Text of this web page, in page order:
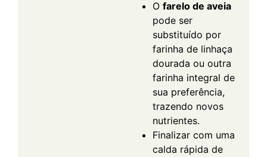
O farelo de aveia
pode ser
substituído por
farinha de linhaça
dourada ou outra
farinha integral de
sua preferência,
trazendo novos
nutrientes.
Finalizar com uma
calda rápida de